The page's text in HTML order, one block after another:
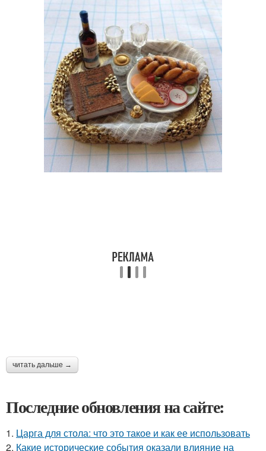
читать дальше →
Последние обновления на сайте:
1. Царга для стола: что это такое и как ее использовать
2. Какие исторические события оказали влияние на